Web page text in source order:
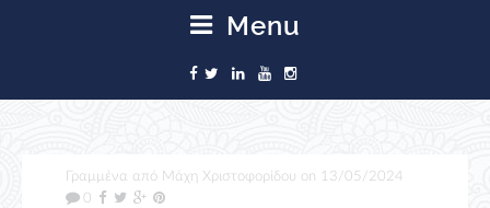
Menu
Γραμμένα από Μάχη Χριστοφορίδου on 13/05/2024
0